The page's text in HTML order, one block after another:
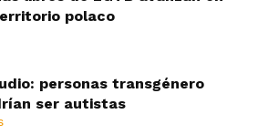
polaco
personas transgénero
ser autistas